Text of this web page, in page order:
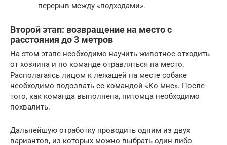
перерыв между «подходами».
Второй этап: возвращение на место с
расстояния до 3 метров
На этом этапе необходимо научить животное отходить
от хозяина и по команде отравляться на место.
Располагаясь лицом к лежащей на месте собаке
необходимо подозвать ее командой «Ко мне». После
того, как команда выполнена, питомца необходимо
похвалить.
Дальнейшую отработку проводить одним из двух
вариантов, из которых можно выбрать один либо